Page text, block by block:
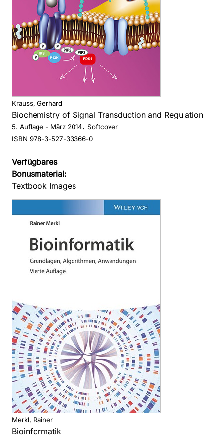
Krauss, Gerhard
Biochemistry of Signal Transduction and Regulation
5. Auflage - März 2014. Softcover
ISBN 978-3-527-33366-0
Verfügbares
Bonusmaterial:
Textbook Images
Merkl, Rainer
Bioinformatik